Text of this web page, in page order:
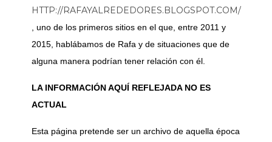
HTTP://RAFAYALREDEDORES.BLOGSPOT.COM/
, uno de los primeros sitios en el que, entre 2011 y
2015, hablábamos de Rafa y de situaciones que de
alguna manera podrían tener relación con él.
LA INFORMACIÓN AQUÍ REFLEJADA NO ES
ACTUAL
Esta página pretende ser un archivo de aquella época